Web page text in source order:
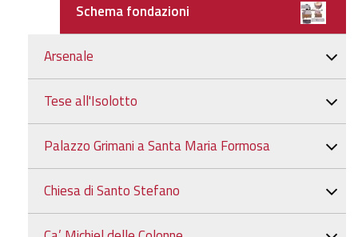
Schema fondazioni
Arsenale
Tese all'Isolotto
Palazzo Grimani a Santa Maria Formosa
Chiesa di Santo Stefano